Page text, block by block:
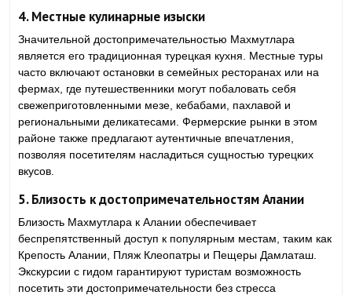
4.Местные кулинарные изыски
Значительной достопримечательностью Махмутлара
является его традиционная турецкая кухня. Местные туры
часто включают остановки в семейных ресторанах или на
фермах, где путешественники могут побаловать себя
свежеприготовленными мезе, кебабами, пахлавой и
региональными деликатесами. Фермерские рынки в этом
районе также предлагают аутентичные впечатления,
позволяя посетителям насладиться сущностью турецких
вкусов.
5.Близость к достопримечательностям Алании
Близость Махмутлара к Алании обеспечивает
беспрепятственный доступ к популярным местам, таким как
Крепость Алании, Пляж Клеопатры и Пещеры Дамлаташ.
Экскурсии с гидом гарантируют туристам возможность
посетить эти достопримечательности без стресса